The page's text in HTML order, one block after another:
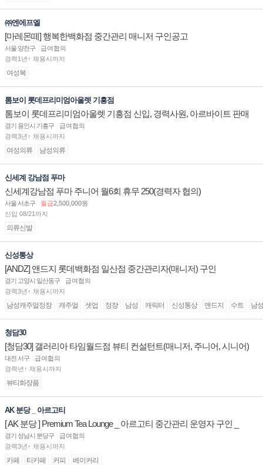
㈜엔에프엘
[마레몬떼] 행복한백화점 중간관리 매니저 구인공고
서울 양천구
급여협의
경력1년↑ 채용시까지
여성복
톰보이 롯데프리미엄아울렛 기흥점
톰보이 롯데프리미엄아울렛 기흥점 신입, 경력사원, 아르바이트 판매
직 구인합니다.
경기 용인시 기흥구
급여협의
경력3년↑ 채용시까지
여성의류 남성의류
신세계 강남점 푸마
신세계강남점 푸마 주니어 월6회 휴무 250(경력자 협의)
서울 서초구 월급2,500,000원
신입 08/21까지
의류신발
신성통상
[ANDZ] 앤드지 롯데백화점 일산점 중간관리자(매니저) 구인
경기 고양시 일산동구
급여협의
경력3년↑ 채용시까지
남성캐주얼정장 캐주얼 셋업 정장 남성 캐릭터 신성통상 앤드지 수트 남
청담30
[청담30] 갤러리아 타임월드점 뷰티 컨설턴트(매니저, 주니어, 시니어)
채용
대전 서구
급여협의
경력년↑ 채용시까지
뷰티화장품
AK 분당 _ 아르고티
[ AK 분당 ] Premium Tea Lounge _ 아르고티 중간관리 운영자 구인 _
경기 성남시 분당구
급여협의
경력3년↑ 채용시까지
카페 티카페 커피 베이커리